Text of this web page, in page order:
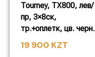
Tourney, TX800, лев/
пр, 3×8ск,
тр.+оплетк, цв. черн.
19 900 KZT